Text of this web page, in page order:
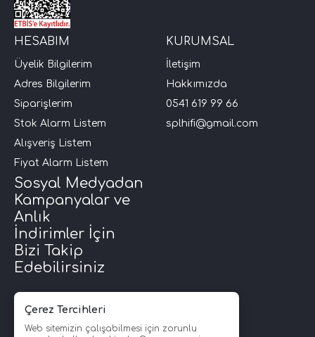
HESABIM
Üyelik Bilgilerim
Adres Bilgilerim
Siparişlerim
Stok Alarm Listem
Alışveriş Listem
Fiyat Alarm Listem
KURUMSAL
İletişim
Hakkımızda
0541 619 99 66
splhifi@gmail.com
Sosyal Medyadan
Kampanyalar ve
Anlık
İndirimler İçin
Bizi Takip
Edebilirsiniz
Çerez Tercihleri
Web sitemizin çalışabilmesi için zorunlu